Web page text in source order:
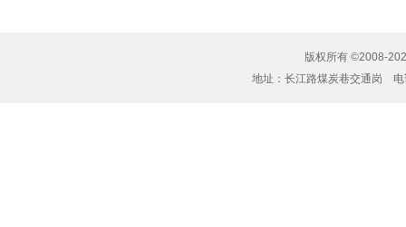
版权所有 ©2008-
地址：长江路煤炭巷交通岗